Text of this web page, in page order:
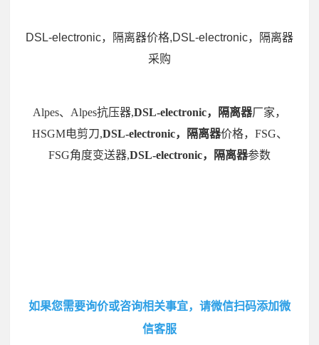
DSL-electronic，隔离器价格,DSL-electronic，隔离器
采购
Alpes、Alpes抗压器,DSL-electronic，隔离器厂家，
HSGM电剪刀,DSL-electronic，隔离器价格，FSG、
FSG角度变送器,DSL-electronic，隔离器参数
如果您需要询价或咨询相关事宜，请微信扫码添加微
信客服